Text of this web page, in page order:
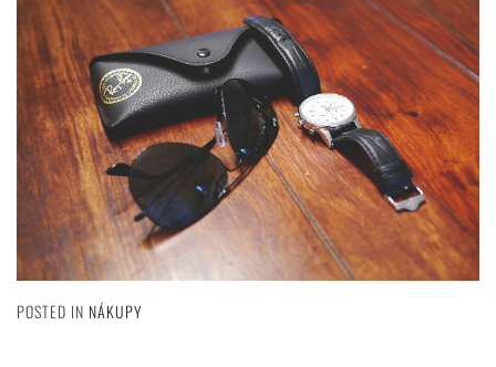
POSTED IN NÁKUPY